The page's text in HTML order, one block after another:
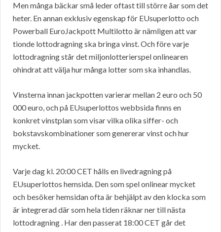
Men många bäckar små leder oftast till större åar som det
heter. En annan exklusiv egenskap för EUsuperlotto och
Powerball EuroJackpott Multilotto är nämligen att var
tionde lottodragning ska bringa vinst. Och före varje
lottodragning står det miljonlotterierspel onlinearen
ohindrat att välja hur många lotter som ska inhandlas.
Vinsterna innan jackpotten varierar mellan 2 euro och 50
000 euro, och på EUsuperlottos webbsida finns en
konkret vinstplan som visar vilka olika siffer- och
bokstavskombinationer som genererar vinst och hur
mycket.
Varje dag kl. 20:00 CET hålls en livedragning på
EUsuperlottos hemsida. Den som spel onlinear mycket
och besöker hemsidan ofta är behjälpt av den klocka som
är integrerad där som hela tiden räknar ner till nästa
lottodragning . Har den passerat 18:00 CET går det